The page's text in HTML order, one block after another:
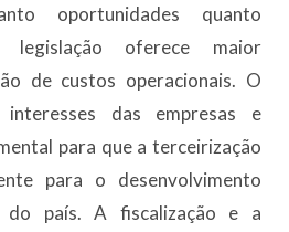
oportunidades quanto
oferece maior
de custos operacionais. O
das empresas e
para que a terceirização
para o desenvolvimento
do país. A fiscalização e a